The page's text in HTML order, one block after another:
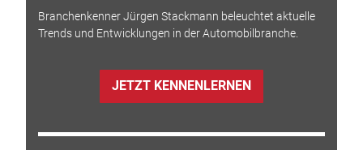
Branchenkenner Jürgen Stackmann beleuchtet aktuelle
Trends und Entwicklungen in der Automobilbranche.
JETZT KENNENLERNEN